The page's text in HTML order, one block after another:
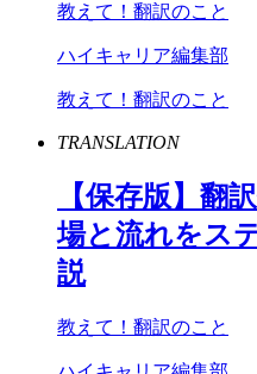
教えて！翻訳のこと
ハイキャリア編集部
教えて！翻訳のこと
TRANSLATION
【保存版】翻
場と流れをス
説
教えて！翻訳のこと